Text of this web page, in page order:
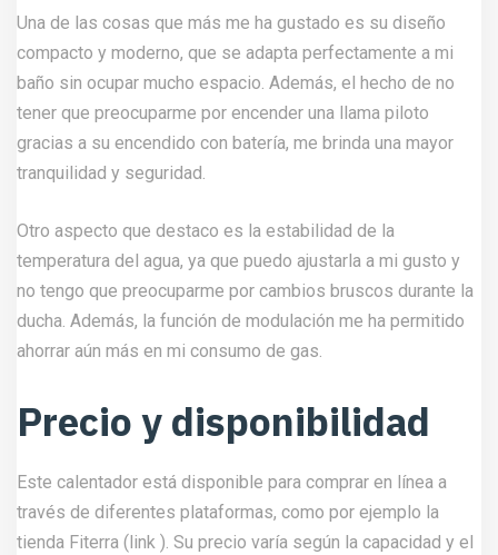
Una de las cosas que más me ha gustado es su diseño
compacto y moderno, que se adapta perfectamente a mi
baño sin ocupar mucho espacio. Además, el hecho de no
tener que preocuparme por encender una llama piloto
gracias a su encendido con batería, me brinda una mayor
tranquilidad y seguridad.
Otro aspecto que destaco es la estabilidad de la
temperatura del agua, ya que puedo ajustarla a mi gusto y
no tengo que preocuparme por cambios bruscos durante la
ducha. Además, la función de modulación me ha permitido
ahorrar aún más en mi consumo de gas.
Precio y disponibilidad
Este calentador está disponible para comprar en línea a
través de diferentes plataformas, como por ejemplo la
tienda Fiterra (link ). Su precio varía según la capacidad y el